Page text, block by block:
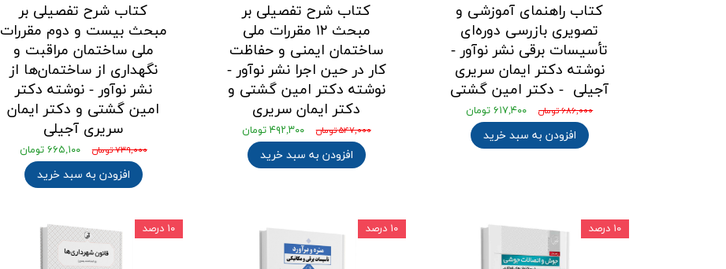
کتاب راهنمای آموزشی و
تصویری بازرسی دوره‌ای
تأسیسات برقی نشر نوآور -
نوشته دکتر ایمان سریری
آجیلی - دکتر امین گشتی
۶۸۶,۰۰۰ تومان ۶۱۷,۴۰۰ تومان
افزودن به سبد خرید
کتاب شرح تفصیلی بر
مبحث ۱۲ مقررات ملی
ساختمان ایمنی و حفاظت
کار در حین اجرا نشر نوآور -
نوشته دکتر امین گشتی و
دکتر ایمان سریری
۵۴۷,۰۰۰ تومان ۴۹۲,۳۰۰ تومان
افزودن به سبد خرید
کتاب شرح تفصیلی بر
مبحث بیست و دوم مقررات
ملی ساختمان مراقبت و
نگهداری از ساختمان‌ها از
نشر نوآور - نوشته دکتر
امین گشتی و دکتر ایمان
سریری آجیلی
۷۳۹,۰۰۰ تومان ۶۶۵,۱۰۰ تومان
افزودن به سبد خرید
۱۰ درصد ۱۰ درصد ۱۰ درصد